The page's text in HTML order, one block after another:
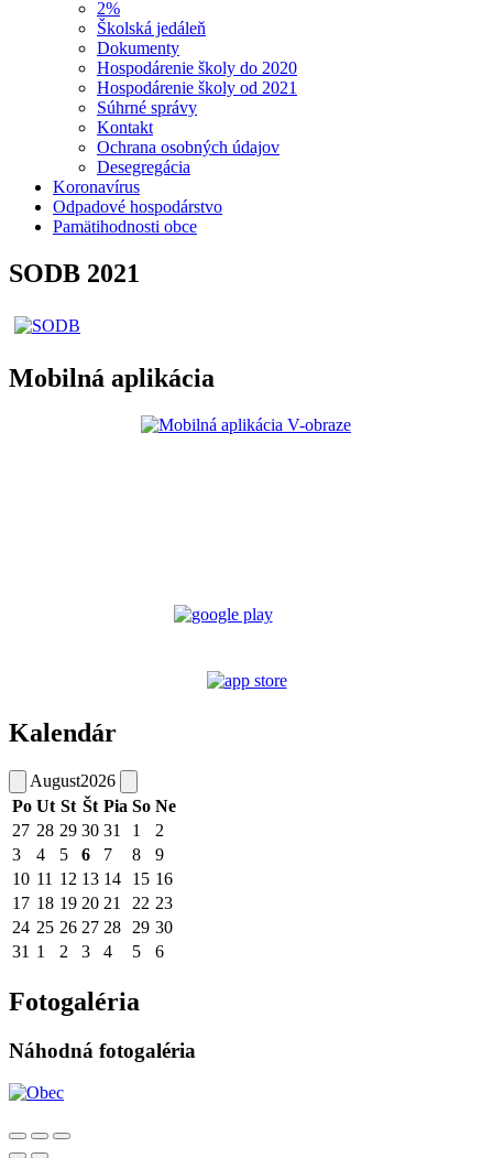
2%
Školská jedáleň
Dokumenty
Hospodárenie školy do 2020
Hospodárenie školy od 2021
Súhrné správy
Kontakt
Ochrana osobných údajov
Desegregácia
Koronavírus
Odpadové hospodárstvo
Pamätihodnosti obce
SODB 2021
Mobilná aplikácia
Kalendár
August2026
Po Ut St Št Pia So Ne
27 28 29 30 31 1
2
3
4 5 6 7 8
9
10 11 12 13 14 15 16
17 18 19 20 21 22 23
24 25 26 27 28 29 30
31 1 2 3 4 5 6
Fotogaléria
Náhodná fotogaléria